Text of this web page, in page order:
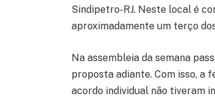
Sindipetro-RJ. Neste local é
aproximadamente um terço
Na assembleia da semana
proposta adiante. Com isso, a
acordo individual não tiveram